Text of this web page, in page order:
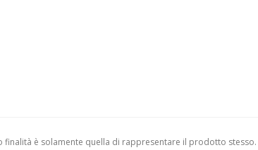
è solamente quella di rappresentare il prodotto